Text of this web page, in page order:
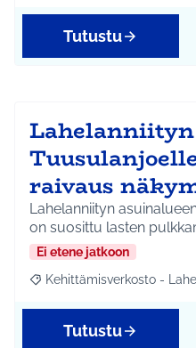
Tutustu
raivaus
Lahelanniityn
on suosittu lasten
Ei etene jatkoon
Rajaa tulokset aihepiirin
Kehittämisverkosto -
Tutustu